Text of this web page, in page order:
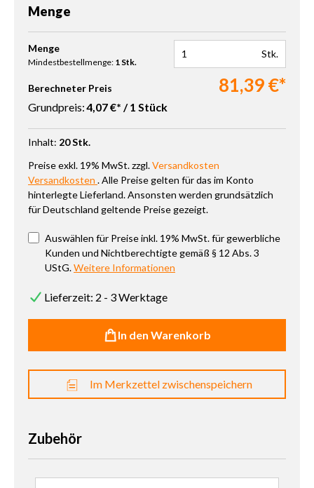
Menge
Produkt Anzahl: Gib den gewünschten Wert ein oder benutze
Menge
Mindestbestellmenge: 1 Stk.
Stk.
Berechneter Preis 81,39 €*
Grundpreis:4,07 €* / 1 Stück
Inhalt: 20 Stk.
Preise exkl. 19% MwSt. zzgl.Versandkosten
Versandkosten . Alle Preise gelten für das im Konto
hinterlegte Lieferland. Ansonsten werden grundsätzlich
für Deutschland geltende Preise gezeigt.
Auswählen für Preise inkl. 19% MwSt. für gewerbliche
Kunden und Nichtberechtigte gemäß § 12 Abs. 3
UStG.Weitere Informationen
Lieferzeit: 2 - 3 Werktage
In den Warenkorb
Im Merkzettel zwischenspeichern
Zubehör